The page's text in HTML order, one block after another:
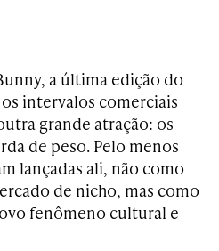
a última edição do
intervalos comerciais
grande atração: os
de peso. Pelo menos
lançadas ali, não como
de nicho, mas como
fenômeno cultural e